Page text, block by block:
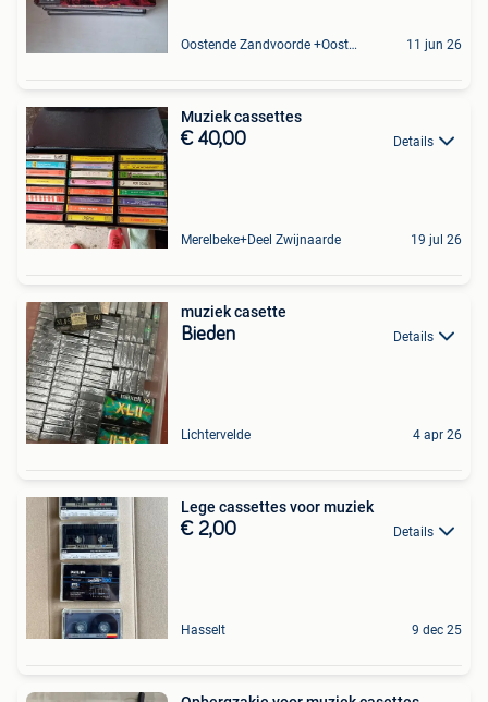
Oostende Zandvoorde +Oostende 11 jun 26
Muziek cassettes
€ 40,00 Details
Merelbeke+Deel Zwijnaarde 19 jul 26
muziek casette
Bieden Details
Lichtervelde 4 apr 26
Lege cassettes voor muziek
€ 2,00 Details
Hasselt 9 dec 25